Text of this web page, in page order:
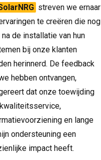
streven we ernaar
te creëren die nog
na de installatie van hun
bij onze klanten
herinnerd. De feedback
hebben ontvangen,
dat onze toewijding
en lange
ondersteuning een
impact heeft.